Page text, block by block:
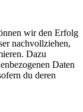
wir den Erfolg
nachvollziehen,
Dazu
Daten
du deren